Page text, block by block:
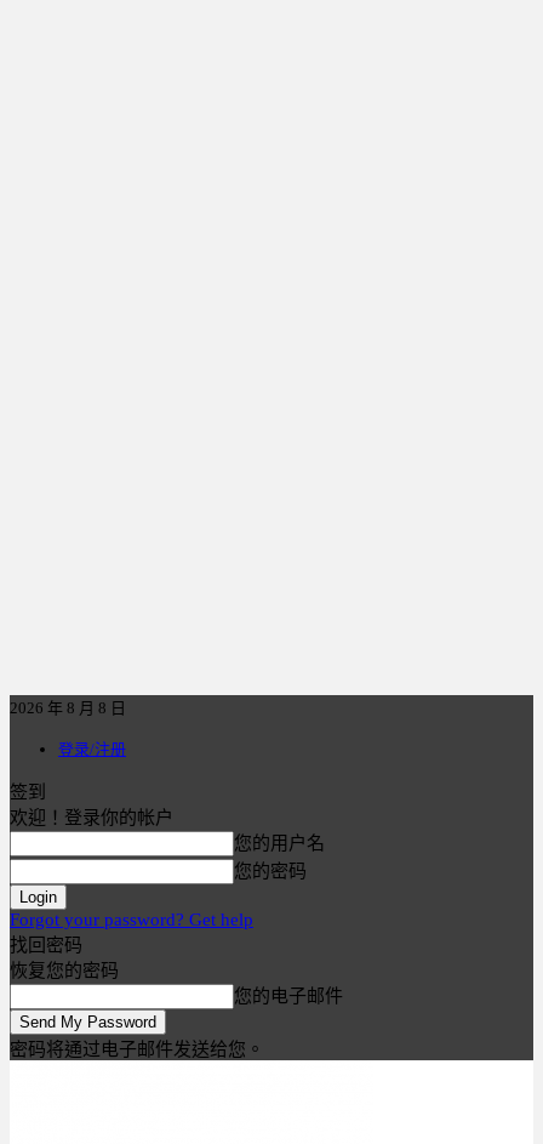
2026 年 8 月 8 日
登录/注册
签到
欢迎！登录你的帐户
您的用户名
您的密码
Forgot your password? Get help
找回密码
恢复您的密码
您的电子邮件
密码将通过电子邮件发送给您。